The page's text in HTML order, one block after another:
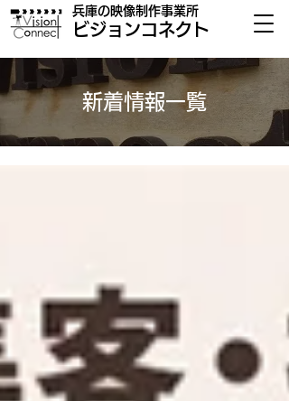
兵庫の​映像制作事業所
​ビジョンコネクト
​新着情報一覧